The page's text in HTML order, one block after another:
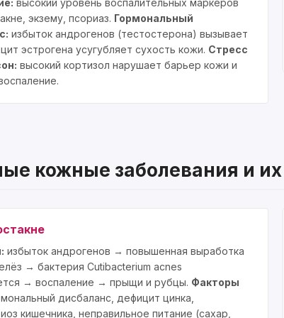
экзему, псориаз. Гормональный
избыток андрогенов (тестостерона) вызывает
эстрогена усугубляет сухость кожи. Стресс
высокий кортизол нарушает барьер кожи и
кожные заболевания и
избыток андрогенов → повышенная выработка
→ бактерия Cutibacterium acnes
→ воспаление → прыщи и рубцы. Факторы
дисбаланс, дефицит цинка,
кишечника, неправильное питание (сахар,